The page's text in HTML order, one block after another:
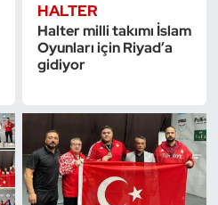
HALTER
Halter milli takımı İslam
Oyunları için Riyad’a
gidiyor